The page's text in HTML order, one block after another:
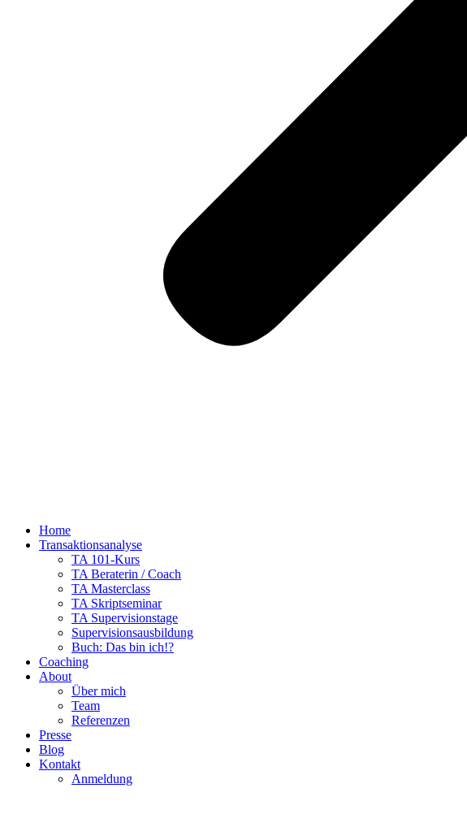
Home
Transaktionsanalyse
TA 101-Kurs
TA Beraterin / Coach
TA Masterclass
TA Skriptseminar
TA Supervisionstage
Supervisionsausbildung
Buch: Das bin ich!?
Coaching
About
Über mich
Team
Referenzen
Presse
Blog
Kontakt
Anmeldung